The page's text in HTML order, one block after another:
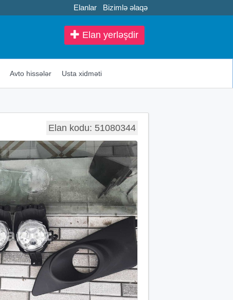
Elanlar Bizimlə əlaqə
Elan yerləşdir
Avto hissələr Usta xidməti
Elan kodu: 51080344